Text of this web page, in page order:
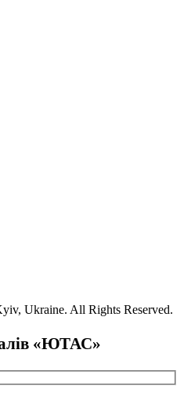
Ukraine. All Rights Reserved.
«ЮТАС»